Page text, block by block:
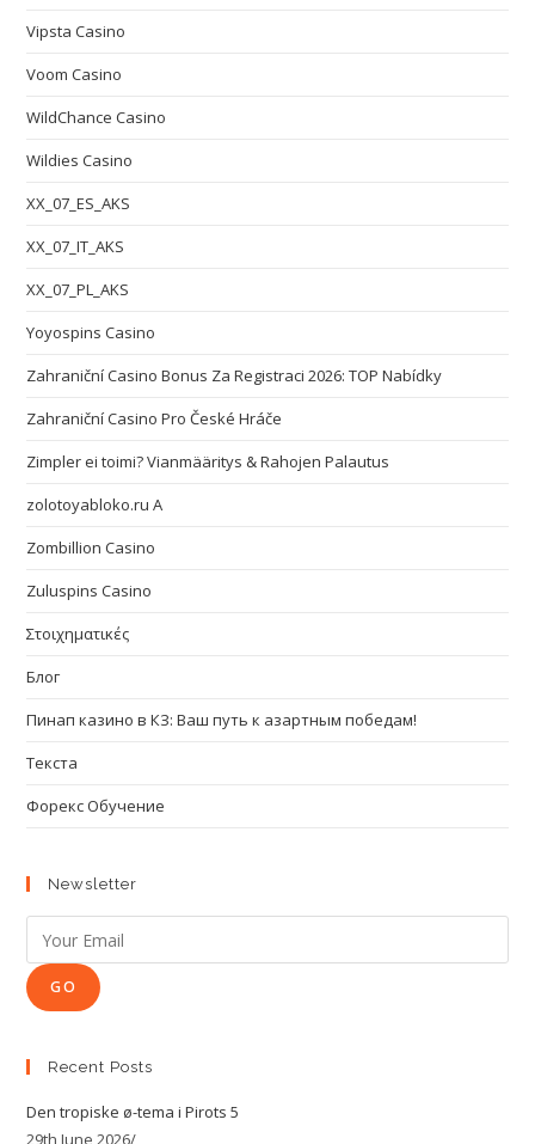
Vipsta Casino
Voom Casino
WildChance Casino
Wildies Casino
XX_07_ES_AKS
XX_07_IT_AKS
XX_07_PL_AKS
Yoyospins Casino
Zahraniční Casino Bonus Za Registraci 2026: TOP Nabídky
Zahraniční Casino Pro České Hráče
Zimpler ei toimi? Vianmääritys & Rahojen Palautus
zolotoyabloko.ru A
Zombillion Casino
Zuluspins Casino
Στοιχηματικές
Блог
Пинап казино в КЗ: Ваш путь к азартным победам!
Текста
Форекс Обучение
Newsletter
GO
Recent Posts
Den tropiske ø-tema i Pirots 5
29th June 2026/